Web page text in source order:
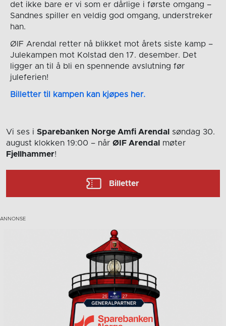
det ikke bare er vi som er dårlige i første omgang –
Sandnes spiller en veldig god omgang, understreker
han.
ØIF Arendal retter nå blikket mot årets siste kamp –
Julekampen mot Kolstad den 17. desember. Det
ligger an til å bli en spennende avslutning før
juleferien!
Billetter til kampen kan kjøpes her.
Vi ses i Sparebanken Norge Amfi Arendal
søndag 30.
august klokken 19:00 – når ØIF Arendal
møter
Fjellhammer!
Billetter